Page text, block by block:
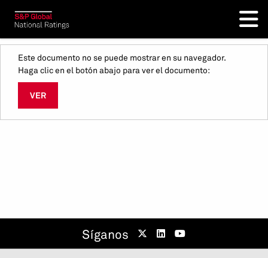
Este documento no se puede mostrar en su navegador.
Haga clic en el botón abajo para ver el documento:
VER
Síganos